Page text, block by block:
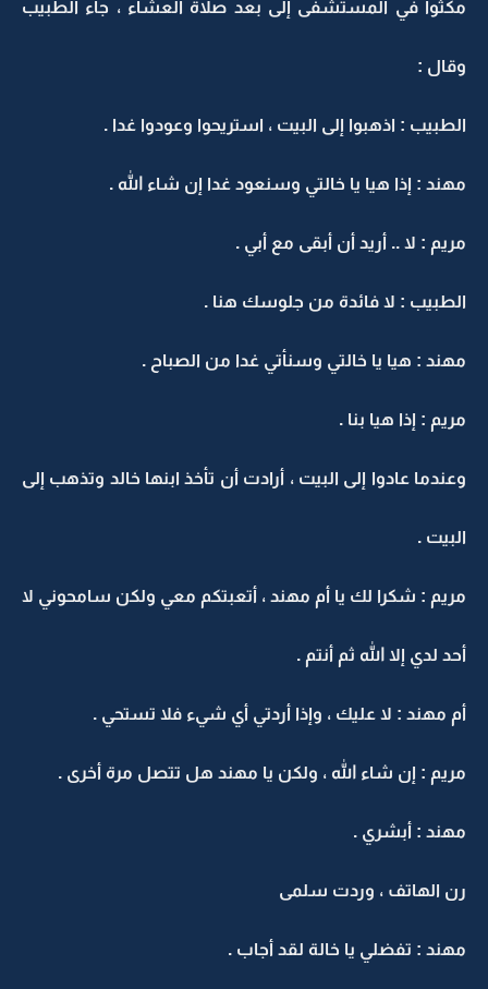
مكثوا في المستشفى إلى بعد صلاة العشاء ، جاء الطبيب
وقال :
الطبيب : اذهبوا إلى البيت ، استريحوا وعودوا غدا .
مهند : إذا هيا يا خالتي وسنعود غدا إن شاء الله .
مريم : لا .. أريد أن أبقى مع أبي .
الطبيب : لا فائدة من جلوسك هنا .
مهند : هيا يا خالتي وسنأتي غدا من الصباح .
مريم : إذا هيا بنا .
وعندما عادوا إلى البيت ، أرادت أن تأخذ ابنها خالد وتذهب إلى
البيت .
مريم : شكرا لك يا أم مهند ، أتعبتكم معي ولكن سامحوني لا
أحد لدي إلا الله ثم أنتم .
أم مهند : لا عليك ، وإذا أردتي أي شيء فلا تستحي .
مريم : إن شاء الله ، ولكن يا مهند هل تتصل مرة أخرى .
مهند : أبشري .
رن الهاتف ، وردت سلمى
مهند : تفضلي يا خالة لقد أجاب .